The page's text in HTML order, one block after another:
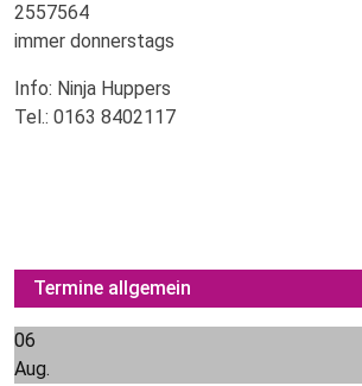
2557564
immer donnerstags
Info: Ninja Huppers
Tel.: 0163 8402117
Termine allgemein
06
Aug.